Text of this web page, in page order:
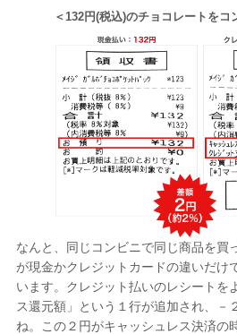
＜132円(税込)のチョコレートをコ
なんと、同じコンビニで同じ商品を買
が現金かクレジットカードの違いだけ
います。クレジット払いのレシートを
ス還元額」という１行が追加され、－
ね。この２円がキャッシュレス決済の